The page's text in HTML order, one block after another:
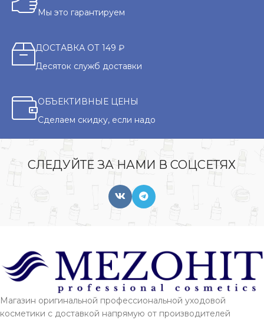
Мы это гарантируем
ДОСТАВКА ОТ 149 ₽
Десяток служб доставки
ОБЪЕКТИВНЫЕ ЦЕНЫ
Сделаем скидку, если надо
СЛЕДУЙТЕ ЗА НАМИ В СОЦСЕТЯХ
Магазин оригинальной профессиональной уходовой
косметики с доставкой напрямую от производителей